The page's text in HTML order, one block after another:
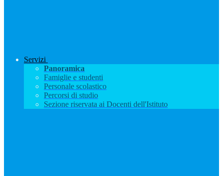
Servizi
Panoramica
Famiglie e studenti
Personale scolastico
Percorsi di studio
Sezione riservata ai Docenti dell'Istituto